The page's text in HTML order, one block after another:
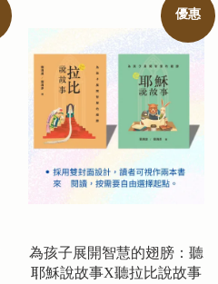
優惠
為孩子展開智慧的翅膀：聽
耶穌說故事X聽拉比說故事